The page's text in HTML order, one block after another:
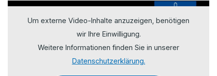
Um externe Video-Inhalte anzuzeigen, benötigen
wir Ihre Einwilligung.
Weitere Informationen finden Sie in unserer
Datenschutzerklärung.